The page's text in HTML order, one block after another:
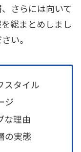
さらには向いて
総まとめしまし
い。
スタイル
ジ
な理由
の実態